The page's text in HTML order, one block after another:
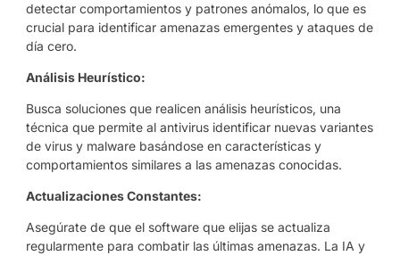
detectar comportamientos y patrones anómalos, lo que es
crucial para identificar amenazas emergentes y ataques de
día cero.
Análisis Heurístico:
Busca soluciones que realicen análisis heurísticos, una
técnica que permite al antivirus identificar nuevas variantes
de virus y malware basándose en características y
comportamientos similares a las amenazas conocidas.
Actualizaciones Constantes:
Asegúrate de que el software que elijas se actualiza
regularmente para combatir las últimas amenazas. La IA y